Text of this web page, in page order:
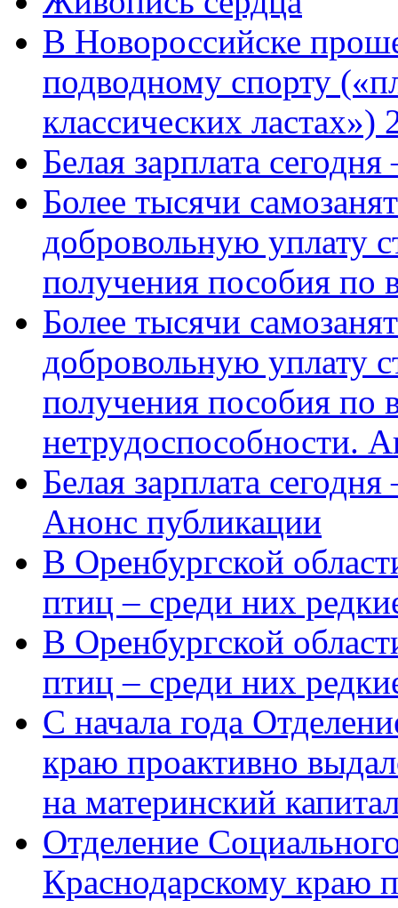
В Новороссийске
подводному спорту
классических ластах»)
Белая зарплата
Более тысячи
добровольную уплату
получения пособия по
Более тысячи
добровольную уплату
получения пособия по
нетрудоспособности.
Белая зарплата
Анонс публикации
В Оренбургской
птиц – среди них
В Оренбургской
птиц – среди них
С начала года
краю проактивно
на материнский
Отделение
Краснодарскому краю